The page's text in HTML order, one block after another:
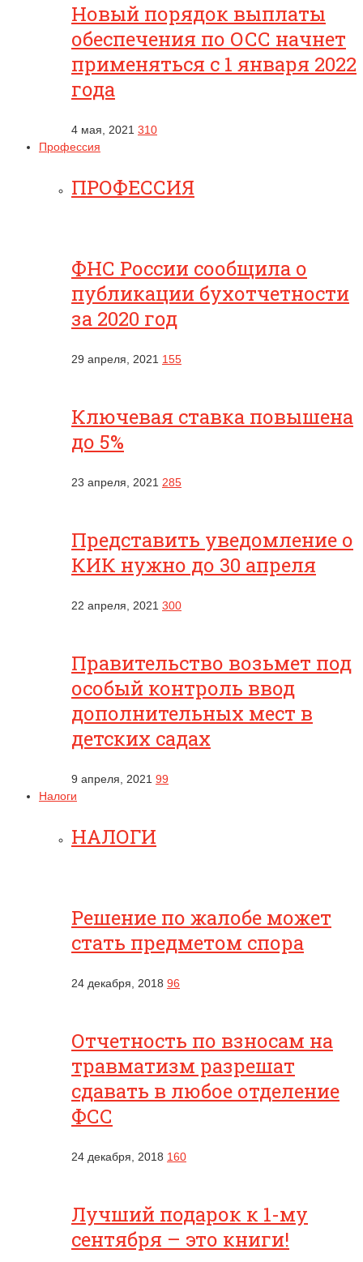
Новый порядок выплаты
обеспечения по ОСС начнет
применяться с 1 января 2022
года
4 мая, 2021 310
Профессия
ПРОФЕССИЯ
ФНС России сообщила о
публикации бухотчетности
за 2020 год
29 апреля, 2021 155
Ключевая ставка повышена
до 5%
23 апреля, 2021 285
Представить уведомление о
КИК нужно до 30 апреля
22 апреля, 2021 300
Правительство возьмет под
особый контроль ввод
дополнительных мест в
детских садах
9 апреля, 2021 99
Налоги
НАЛОГИ
Решение по жалобе может
стать предметом спора
24 декабря, 2018 96
Отчетность по взносам на
травматизм разрешат
сдавать в любое отделение
ФСС
24 декабря, 2018 160
Лучший подарок к 1-му
сентября – это книги!